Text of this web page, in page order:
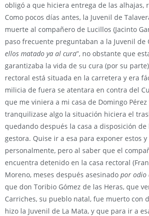
obligó a que hiciera entrega de las alhajas,
Como pocos días antes, la Juvenil de
muerte al compañero de Lucillos (Jacinto
paso frecuente preguntaban a la Juvenil de
ellos matado ya al cura”, no obstante que
garantizaba la vida de su cura (por su
rectoral está situada en la carretera y era
milicia de fuera se atentara en contra del
que me viniera a mi casa de Domingo Pérez
tranquilizase algo la situación hiciera el
quedando después la casa a disposición de
gestora. Quise ir a esa para exponer estos
personalmente, pero al saber que el
encuentra detenido en la casa rectoral
Moreno, meses después asesinado por odio
que don Toribio Gómez de las Heras, que
Carriches, su pueblo natal, fue muerto con
hizo la Juvenil de La Mata, y que para ir a